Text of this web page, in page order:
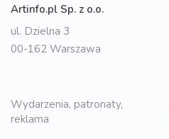
Artinfo.pl Sp. z o.o.
ul. Dzielna 3
00-162 Warszawa
Wydarzenia, patronaty,
reklama